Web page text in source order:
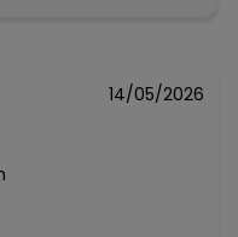
14/05/2026